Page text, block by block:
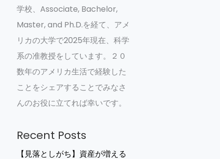
学校、Associate, Bachelor,
Master, and Ph.D.を経て、アメ
リカの大学で2025年現在、科学
系の准教授をしています。２０
数年のアメリカ生活で経験した
ことをシェアすることでみなさ
んのお役に立てれば幸いです。
Recent Posts
【見落としがち】資産が増える